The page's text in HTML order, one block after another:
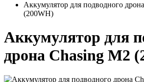
Аккумулятор для подводного
(200WH)
Аккумулятор для
дрона Chasing M2